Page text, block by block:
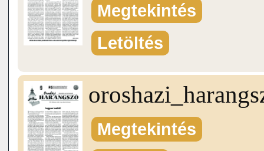
Megtekintés
Letöltés
Megtekintés